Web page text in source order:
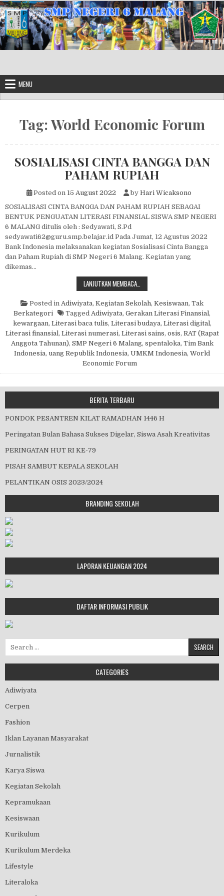
Skip to content
MENU
Tag:World Economic Forum
SOSIALISASI CINTA BANGGA DAN
PAHAM RUPIAH
Posted on 15 August 2022 by Hari Wicaksono
SOSIALISASI CINTA BANGGA DAN PAHAM RUPIAH SEBAGAI
BENTUK PENGUATAN LITERASI FINANSIAL SISWA SMP NEGERI
6 MALANG ditulis oleh : Sedyawati, S.Pd
sedyawati62@guru.smp.belajar.id Pada Jumat, 12 Agustus 2022
Bank Indonesia melaksanakan kegiatan Sosialisasi Cinta Bangga
dan Paham Rupiah di SMP Negeri 6 Malang. Kegiatan yang
dikemas…
LANJUTKAN MEMBACA…
Posted in Adiwiyata, Kegiatan Sekolah, Kesiswaan, Tak
Berkategori
Tagged Adiwiyata, Gerakan Literasi Finansial ,
kewargaan, Literasi baca tulis, Literasi budaya, Literasi digital ,
Literasi finansial , Literasi numerasi, Literasi sains, osis, RAT (Rapat
Anggota Tahunan), SMP Negeri 6 Malang, spentaloka, Tim Bank
Indonesia, uang Republik Indonesia, UMKM Indonesia, World
Economic Forum
BERITA TERBARU
PONDOK PESANTREN KILAT RAMADHAN 1446 H
Peringatan Bulan Bahasa Sukses Digelar, Siswa Asah Kreativitas
PERINGATAN HUT RI KE-79
PISAH SAMBUT KEPALA SEKOLAH
PELANTIKAN OSIS 2023/2024
BRANDING SEKOLAH
LAPORAN KEUANGAN 2024
DAFTAR INFORMASI PUBLIK
CATEGORIES
Adiwiyata
Cerpen
Fashion
Iklan Layanan Masyarakat
Jurnalistik
Karya Siswa
Kegiatan Sekolah
Kepramukaan
Kesiswaan
Kurikulum
Kurikulum Merdeka
Lifestyle
Literaloka